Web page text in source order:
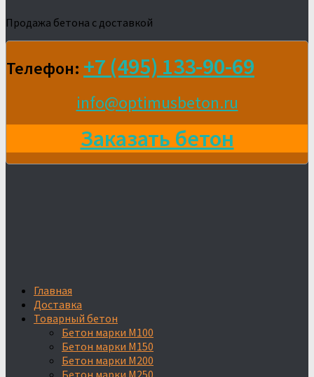
Продажа бетона с доставкой
Телефон: +7 (495) 133-90-69
info@optimusbeton.ru
Заказать бетон
Главная
Доставка
Товарный бетон
Бетон марки М100
Бетон марки М150
Бетон марки М200
Бетон марки М250